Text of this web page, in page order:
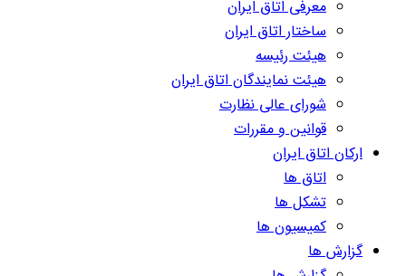
معرفی اتاق ایران
ساختار اتاق ایران
هیئت رئیسه
هیئت نمایندگان اتاق ایران
شورای عالی نظارت
قوانین و مقررات
ارکان اتاق ایران
اتاق ها
تشکل ها
کمیسیون ها
گزارش ها